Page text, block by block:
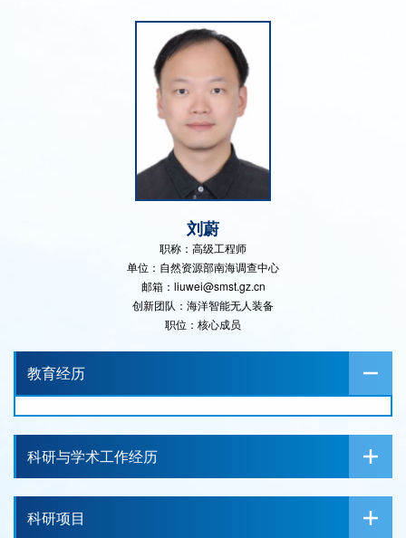
刘蔚
职称：高级工程师
单位：自然资源部南海调查中心
邮箱：liuwei@smst.gz.cn
创新团队：海洋智能无人装备
职位：核心成员
教育经历
科研与学术工作经历
科研项目